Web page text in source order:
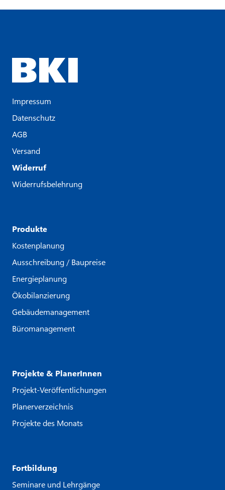
Impressum
Datenschutz
AGB
Versand
Widerruf
Widerrufsbelehrung
Produkte
Kostenplanung
Ausschreibung / Baupreise
Energieplanung
Ökobilanzierung
Gebäudemanagement
Büromanagement
Projekte & PlanerInnen
Projekt-Veröffentlichungen
Planerverzeichnis
Projekte des Monats
Fortbildung
Seminare und Lehrgänge